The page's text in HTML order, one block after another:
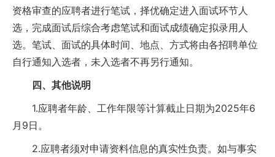
资格审查的应聘者进行笔试，择优确定进入面试环节人
选，完成面试后综合考虑笔试和面试成绩确定拟录用人
选。笔试、面试的具体时间、地点、方式将由各招聘单位
自行通知入选者，未入选者不再另行通知。
四、其他说明
1.应聘者年龄、工作年限等计算截止日期为2025年6
月9日。
2.应聘者须对申请资料信息的真实性负责。如与事实